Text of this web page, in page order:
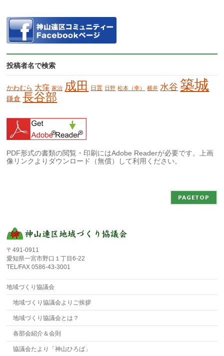
投稿者名で検索
かわむら 大窪 家治 成田 日置 日野 松本（幸） 横井 水谷 築城
鎌倉 長谷部
PDF形式の書類の閲覧・印刷にはAdobe Readerが必要です。上画
像リンクよりダウンロード（無償）して利用ください。
PAGETOP
〒491-0911
愛知県一宮市野口１丁目6-22
TEL/FAX 0586-43-3001
地域づくり協議会
地域づくり協議会よりご挨拶
地域づくり協議会とは？
各部会紹介＆会則
協議会たより「神山ひろば」